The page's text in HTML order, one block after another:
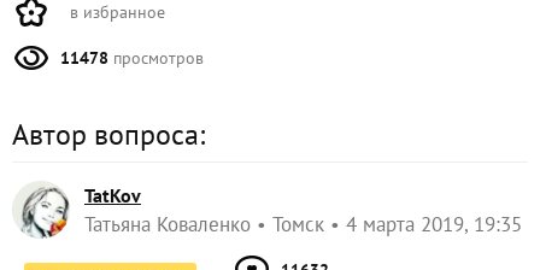
в избранное
11478 просмотров
Автор вопроса:
TatKov
Татьяна Коваленко Томск 4 марта 2019, 19:35